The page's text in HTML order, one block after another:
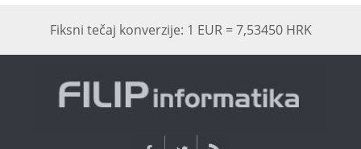
Fiksni tečaj konverzije: 1 EUR = 7,53450 HRK